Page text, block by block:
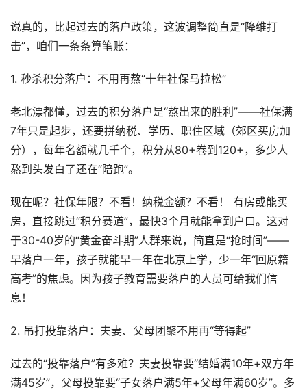
说真的，比起过去的落户政策，这波调整简直是“降维打
击”，咱们一条条算笔账：
1. 秒杀积分落户：不用再熬“十年社保马拉松”
老北漂都懂，过去的积分落户是“熬出来的胜利”——社保满
7年只是起步，还要拼纳税、学历、职住区域（郊区买房加
分），每年名额就几千个，积分从80+卷到120+，多少人
熬到头发白了还在“陪跑”。
现在呢？社保年限？不看！纳税金额？不看！ 有房或能买
房，直接跳过“积分赛道”，最快3个月就能拿到户口。这对
于30-40岁的“黄金奋斗期”人群来说，简直是“抢时间”——
早落户一年，孩子就能早一年在北京上学，少一年“回原籍
高考”的焦虑。因为孩子教育需要落户的人员可给我们信
息！
2. 吊打投靠落户：夫妻、父母团聚不用再“等得起”
过去的“投靠落户”有多难？夫妻投靠要“结婚满10年+双方年
满45岁”，父母投靠要“子女落户满5年+父母年满60岁”。多